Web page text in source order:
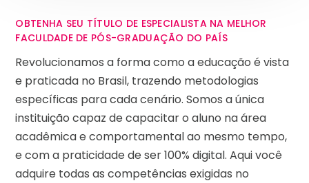
OBTENHA SEU TÍTULO DE ESPECIALISTA NA MELHOR
FACULDADE DE PÓS-GRADUAÇÃO DO PAÍS
Revolucionamos a forma como a educação é vista
e praticada no Brasil, trazendo metodologias
específicas para cada cenário. Somos a única
instituição capaz de capacitar o aluno na área
acadêmica e comportamental ao mesmo tempo,
e com a praticidade de ser 100% digital. Aqui você
adquire todas as competências exigidas no